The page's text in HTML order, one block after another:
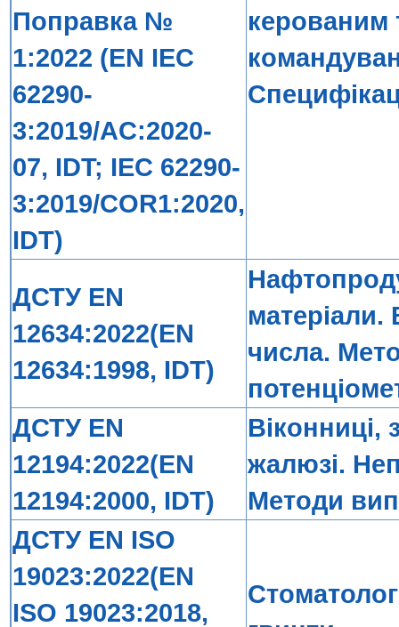
Поправка №
1:2022 (EN IEC
62290-
3:2019/AC:2020-
07, IDT; IEC 62290-
3:2019/COR1:2020,
IDT)
керованим
ДСТУ EN
12634:2022(EN
12634:1998, IDT)
матеріали.
числа.
ДСТУ EN
12194:2022(EN
12194:2000, IDT)
Віконниці,
жалюзі.
Методи
ДСТУ EN ISO
19023:2022(EN
ISO 19023:2018,